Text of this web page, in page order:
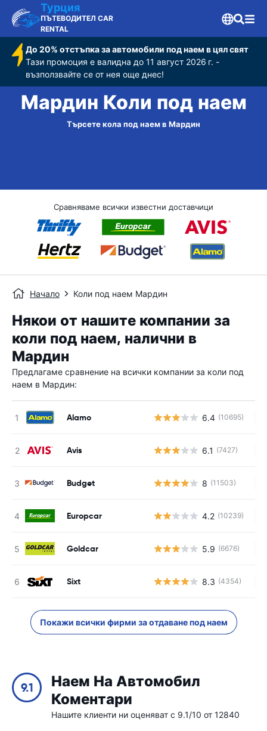
Турция
ПЪТЕВОДИТЕЛ CAR
RENTAL
До 20% отстъпка за автомобили под наем в цял свят
Тази промоция е валидна до 11 август 2026 г. -
възползвайте се от нея още днес!
Мардин Коли под наем
Търсете кола под наем в Мардин
Сравняваме всички известни доставчици
Начало Коли под наем Мардин
Някои от нашите компании за
коли под наем, налични в
Мардин
Предлагаме сравнение на всички компании за коли под
наем в Мардин:
Alamo 6.4 (10695)
Avis 6.1 (7427)
Budget 8 (11503)
Europcar 4.2 (10239)
Goldcar 5.9 (6676)
Sixt 8.3 (4354)
Покажи всички фирми за отдаване под наем
9.1
Наем На Автомобил
Коментари
Нашите клиенти ни оценяват с 9.1/10 от 12840